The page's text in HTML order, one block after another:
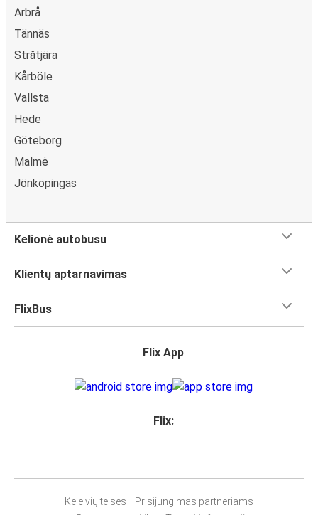
Arbrå
Tännäs
Strătjära
Kårböle
Vallsta
Hede
Göteborg
Malmė
Jönköpingas
Kelionė autobusu
Klientų aptarnavimas
FlixBus
Flix App
Flix:
Keleivių teisės
Prisijungimas partneriams